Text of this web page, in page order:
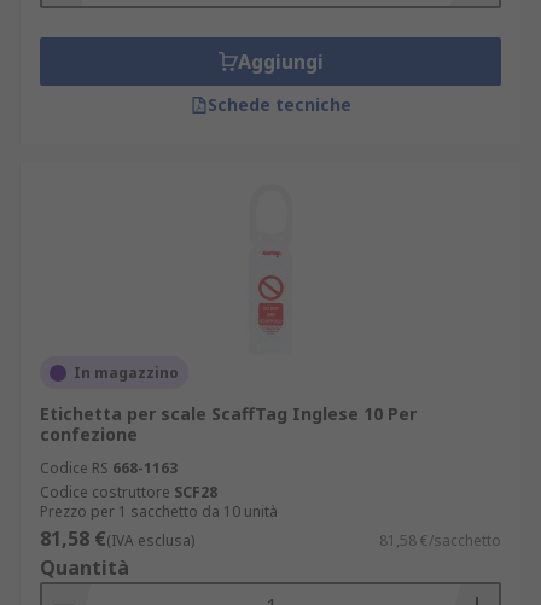
Aggiungi
Schede tecniche
In magazzino
Etichetta per scale ScaffTag Inglese 10 Per
confezione
Codice RS 668-1163
Codice costruttore SCF28
Prezzo per 1 sacchetto da 10 unità
81,58 €(IVA esclusa) 81,58 €/sacchetto
Quantità